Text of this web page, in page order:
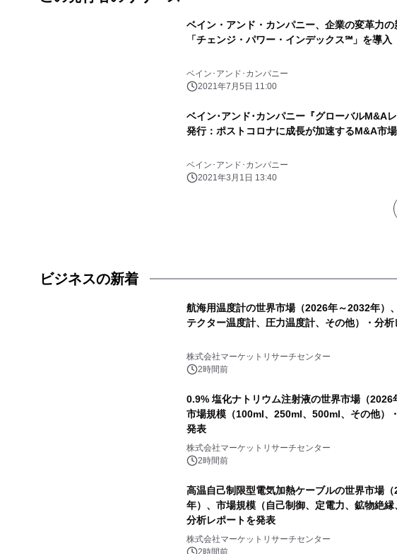
ベイン・アンド・カンパニー、企業の変革力
「チェンジ・パワー・インデックス℠」を導入
ベイン･アンド･カンパニー
2021年7月5日 11:00
ベイン･アンド･カンパニー『グローバルM&Aレ
発行：ポストコロナに成長が加速するM&A市
ベイン･アンド･カンパニー
2021年3月1日 13:40
ビジネスの新着
航海用温度計の世界市場（2026年～2032年）
テクター温度計、圧力温度計、その他）・分
株式会社マーケットリサーチセンター
2時間前
0.9% 塩化ナトリウム注射液の世界市場（2026
市場規模（100ml、250ml、500ml、その他）
発表
株式会社マーケットリサーチセンター
2時間前
高温自己制限型電気加熱ケーブルの世界市場
年）、市場規模（自己制御、定電力、鉱物絶縁
分析レポートを発表
株式会社マーケットリサーチセンター
2時間前